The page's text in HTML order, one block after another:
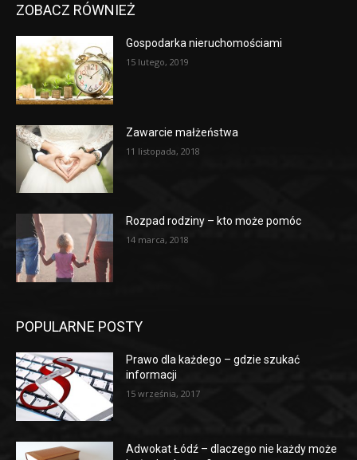
ZOBACZ RÓWNIEŻ
Gospodarka nieruchomościami
15 lutego, 2019
Zawarcie małżeństwa
11 listopada, 2018
Rozpad rodziny – kto może pomóc
14 marca, 2018
POPULARNE POSTY
Prawo dla każdego – gdzie szukać
informacji
15 września, 2017
Adwokat Łódź – dlaczego nie każdy może